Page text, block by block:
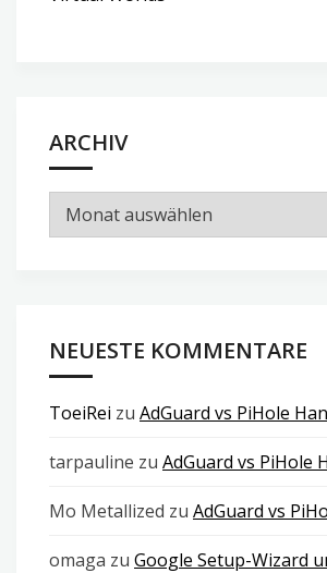
ARCHIV
Archiv
NEUESTE KOMMENTARE
ToeiRei zu AdGuard vs PiHole
tarpauline zu AdGuard vs PiHole
Mo Metallized zu AdGuard vs
omaga zu Google Setup-Wizard